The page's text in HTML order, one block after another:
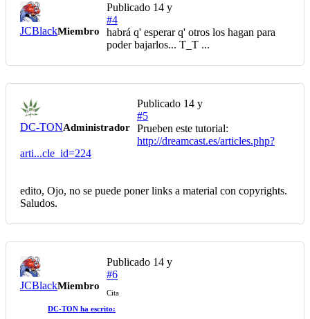
JCBlackMiembro
Publicado 14 y
#4
habrá q' esperar q' otros los hagan para
poder bajarlos... T_T ...
DC-TONAdministrador
Publicado 14 y
#5
Prueben este tutorial:
http://dreamcast.es/articles.php?
arti...cle_id=224
edito, Ojo, no se puede poner links a material con copyrights.
Saludos.
JCBlackMiembro
Publicado 14 y
#6
Cita
DC-TON ha escrito: